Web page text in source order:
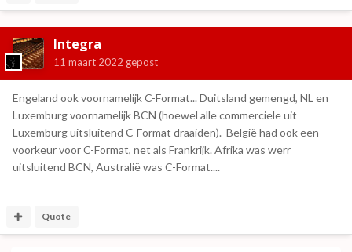
Integra
11 maart 2022 gepost
Engeland ook voornamelijk C-Format... Duitsland gemengd, NL en
Luxemburg voornamelijk BCN (hoewel alle commerciele uit
Luxemburg uitsluitend C-Format draaiden). België had ook een
voorkeur voor C-Format, net als Frankrijk. Afrika was werr
uitsluitend BCN, Australië was C-Format....
Quote